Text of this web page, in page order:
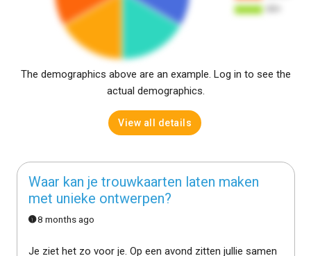
The demographics above are an example. Log in to see the
actual demographics.
View all details
Waar kan je trouwkaarten laten maken
met unieke ontwerpen?
8 months ago
Je ziet het zo voor je. Op een avond zitten jullie samen